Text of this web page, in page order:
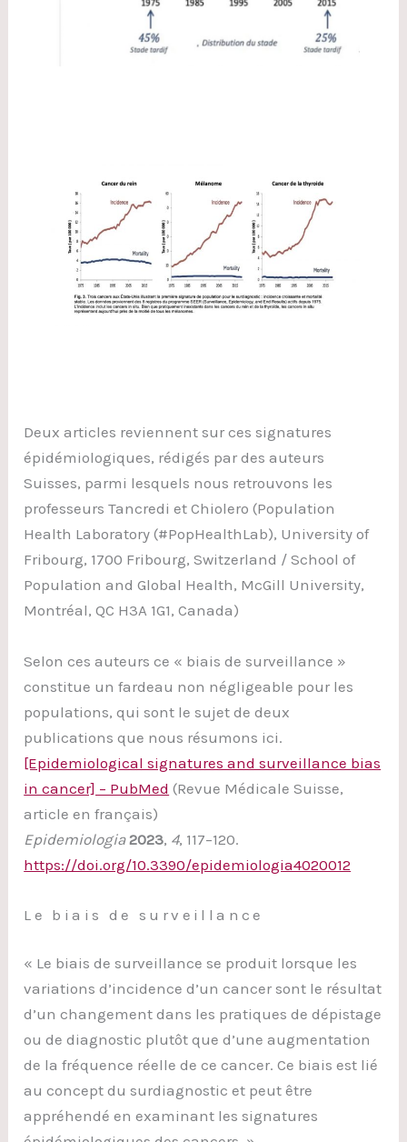
Deux articles reviennent sur ces signatures
épidémiologiques, rédigés par des auteurs
Suisses, parmi lesquels nous retrouvons les
professeurs Tancredi et Chiolero (Population
Health Laboratory (#PopHealthLab), University of
Fribourg, 1700 Fribourg, Switzerland / School of
Population and Global Health, McGill University,
Montréal, QC H3A 1G1, Canada)
Selon ces auteurs ce « biais de surveillance »
constitue un fardeau non négligeable pour les
populations, qui sont le sujet de deux
publications que nous résumons ici.
[Epidemiological signatures and surveillance bias
in cancer] – PubMed (Revue Médicale Suisse,
article en français)
Epidemiologia2023, 4, 117–120.
https://doi.org/10.3390/epidemiologia4020012
Le biais de surveillance
« Le biais de surveillance se produit lorsque les
variations d’incidence d’un cancer sont le résultat
d’un changement dans les pratiques de dépistage
ou de diagnostic plutôt que d’une augmentation
de la fréquence réelle de ce cancer. Ce biais est lié
au concept du surdiagnostic et peut être
appréhendé en examinant les signatures